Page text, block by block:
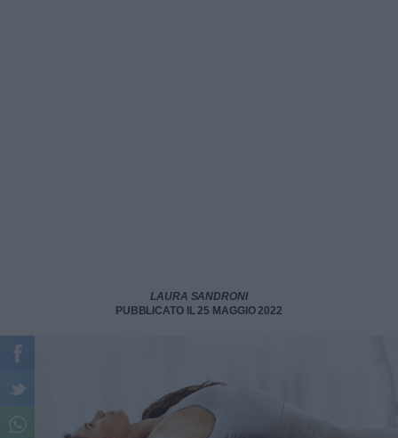
LAURA SANDRONI
PUBBLICATO IL 25 MAGGIO 2022